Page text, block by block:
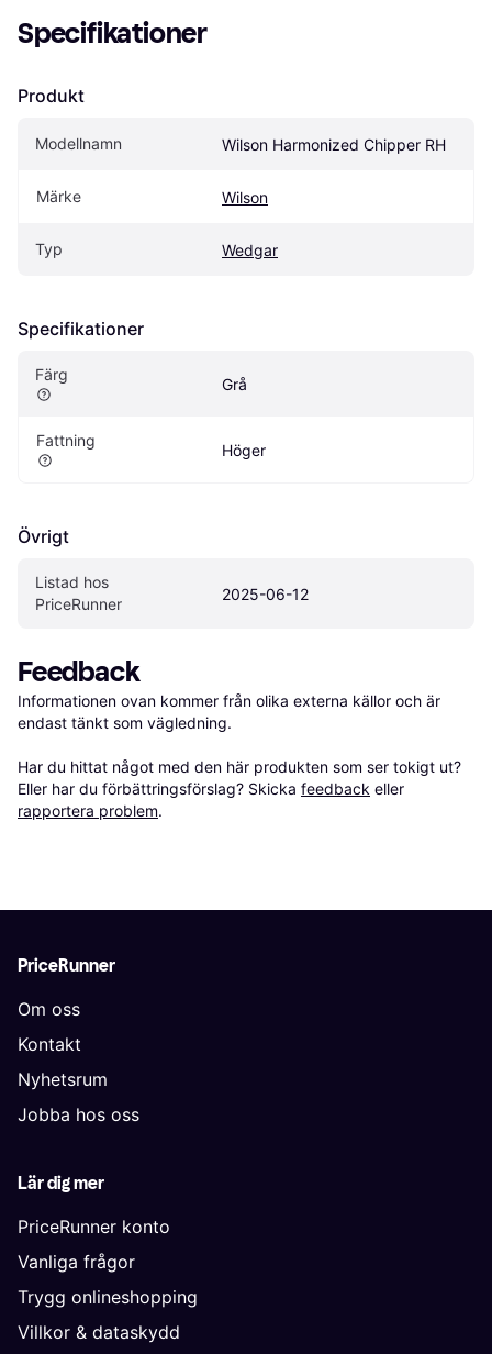
Specifikationer
Produkt
Modellnamn Wilson Harmonized Chipper RH
Märke Wilson
Typ Wedgar
Specifikationer
Färg
Grå
Fattning
Höger
Övrigt
Listad hos
PriceRunner
2025-06-12
Feedback
Informationen ovan kommer från olika externa källor och är
endast tänkt som vägledning.
Har du hittat något med den här produkten som ser tokigt ut?
Eller har du förbättringsförslag? Skicka feedback eller
rapportera problem.
PriceRunner
Om oss
Kontakt
Nyhetsrum
Jobba hos oss
Lär dig mer
PriceRunner konto
Vanliga frågor
Trygg onlineshopping
Villkor & dataskydd